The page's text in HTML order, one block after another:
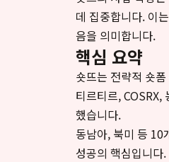
데 집중합니다. 이
음을 의미합니다.
핵심 요약
숏뜨는 전략적 숏
티르티르,
했습니다.
동남아, 북미 등 10
성공의 핵심입니다.